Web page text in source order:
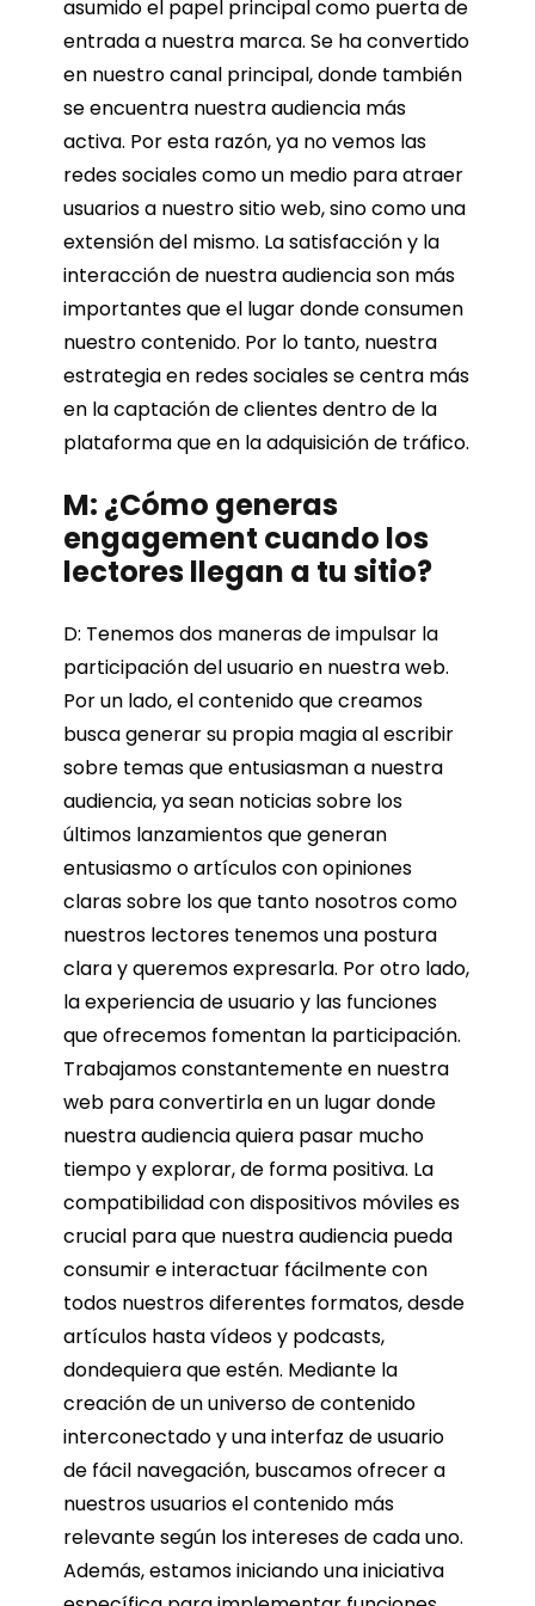
asumido el papel principal como puerta de
entrada a nuestra marca. Se ha convertido
en nuestro canal principal, donde también
se encuentra nuestra audiencia más
activa. Por esta razón, ya no vemos las
redes sociales como un medio para atraer
usuarios a nuestro sitio web, sino como una
extensión del mismo. La satisfacción y la
interacción de nuestra audiencia son más
importantes que el lugar donde consumen
nuestro contenido. Por lo tanto, nuestra
estrategia en redes sociales se centra más
en la captación de clientes dentro de la
plataforma que en la adquisición de tráfico.
M: ¿Cómo generas
engagement cuando los
lectores llegan a tu sitio?
D: Tenemos dos maneras de impulsar la
participación del usuario en nuestra web.
Por un lado, el contenido que creamos
busca generar su propia magia al escribir
sobre temas que entusiasman a nuestra
audiencia, ya sean noticias sobre los
últimos lanzamientos que generan
entusiasmo o artículos con opiniones
claras sobre los que tanto nosotros como
nuestros lectores tenemos una postura
clara y queremos expresarla. Por otro lado,
la experiencia de usuario y las funciones
que ofrecemos fomentan la participación.
Trabajamos constantemente en nuestra
web para convertirla en un lugar donde
nuestra audiencia quiera pasar mucho
tiempo y explorar, de forma positiva. La
compatibilidad con dispositivos móviles es
crucial para que nuestra audiencia pueda
consumir e interactuar fácilmente con
todos nuestros diferentes formatos, desde
artículos hasta vídeos y podcasts,
dondequiera que estén. Mediante la
creación de un universo de contenido
interconectado y una interfaz de usuario
de fácil navegación, buscamos ofrecer a
nuestros usuarios el contenido más
relevante según los intereses de cada uno.
Además, estamos iniciando una iniciativa